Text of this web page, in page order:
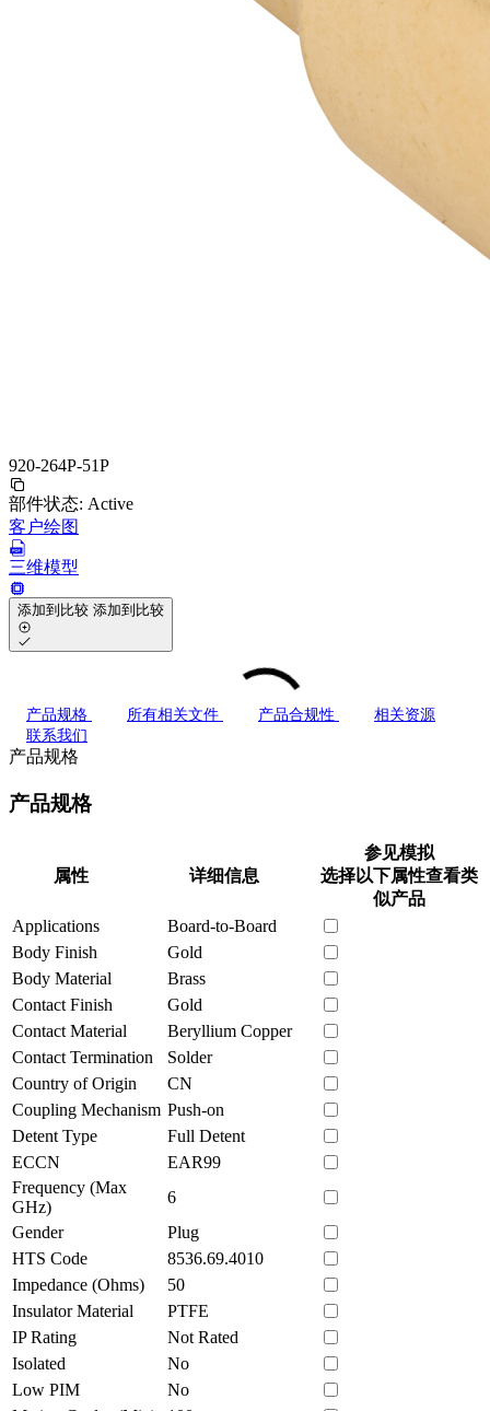
920-264P-51P
部件状态: Active
客户绘图
三维模型
添加到比较 添加到比较
产品规格 所有相关文件 产品合规性
相关资源
联系我们
产品规格
产品规格
属性 详细信息
参见模拟
选择以下属性查看类
似产品
Applications
Board-to-Board
Body Finish
Gold
Body Material
Brass
Contact Finish
Gold
Contact Material
Beryllium Copper
Contact Termination
Solder
Country of Origin
CN
Coupling Mechanism Push-on
Detent Type
Full Detent
ECCN
EAR99
Frequency (Max
GHz)
6
Gender
Plug
HTS Code
8536.69.4010
Impedance (Ohms)
50
Insulator Material
PTFE
IP Rating
Not Rated
Isolated
No
Low PIM
No